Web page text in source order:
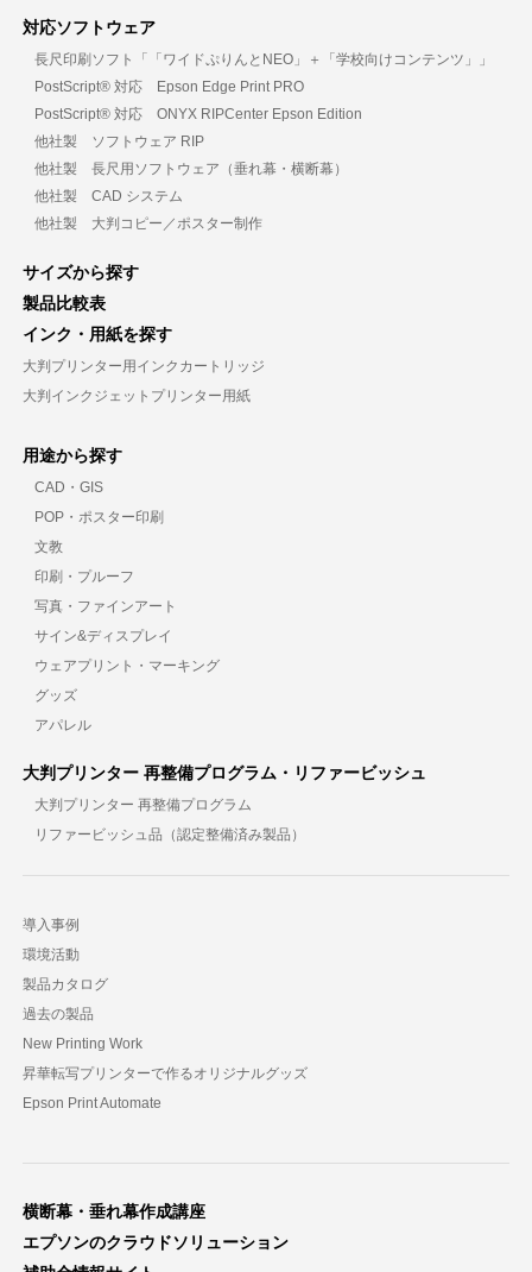
対応ソフトウェア
長尺印刷ソフト「「ワイドぷりんとNEO」＋「学校向けコンテンツ」」
PostScript® 対応 Epson Edge Print PRO
PostScript® 対応 ONYX RIPCenter Epson Edition
他社製 ソフトウェア RIP
他社製 長尺用ソフトウェア（垂れ幕・横断幕）
他社製 CAD システム
他社製 大判コピー／ポスター制作
サイズから探す
製品比較表
インク・用紙を探す
大判プリンター用インクカートリッジ
大判インクジェットプリンター用紙
用途から探す
CAD・GIS
POP・ポスター印刷
文教
印刷・プルーフ
写真・ファインアート
サイン&ディスプレイ
ウェアプリント・マーキング
グッズ
アパレル
大判プリンター 再整備プログラム・リファービッシュ
大判プリンター 再整備プログラム
リファービッシュ品（認定整備済み製品）
導入事例
環境活動
製品カタログ
過去の製品
New Printing Work
昇華転写プリンターで作るオリジナルグッズ
Epson Print Automate
横断幕・垂れ幕作成講座
エプソンのクラウドソリューション